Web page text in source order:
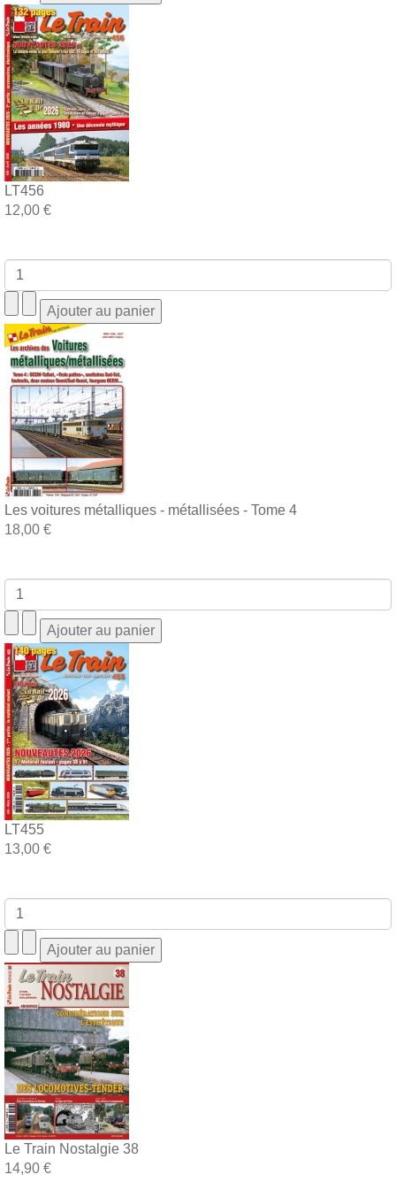
LT456
12,00 €
Les voitures métalliques - métallisées - Tome 4
18,00 €
LT455
13,00 €
Le Train Nostalgie 38
14,90 €